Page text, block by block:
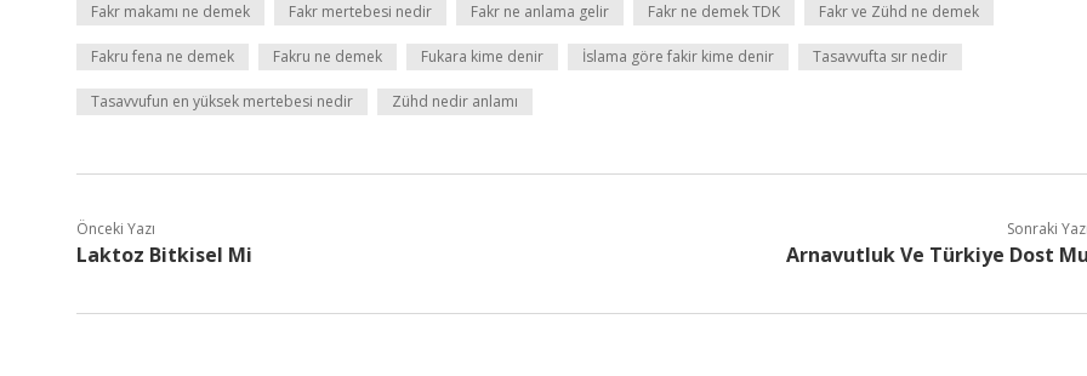
Fakr makamı ne demek Fakr mertebesi nedir Fakr ne anlama gelir Fakr ne demek TDK Fakr ve Zühd ne demek
Fakru fena ne demek Fakru ne demek Fukara kime denir İslama göre fakir kime denir Tasavvufta sır nedir
Tasavvufun en yüksek mertebesi nedir Zühd nedir anlamı
Önceki Yazı
Laktoz Bitkisel Mi
Sonraki
Arnavutluk Ve Türkiye Dost